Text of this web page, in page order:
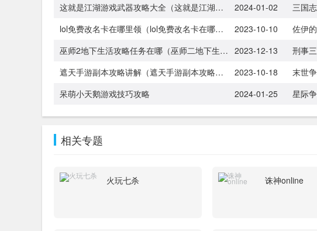
这就是江湖游戏武器攻略大全（这就是江湖游戏武器攻略大全图） 2024-01-02 三国
lol免费改名卡在哪里领（lol免费改名卡在哪里领的）
2023-10-10 佐伊
巫师2地下生活攻略任务在哪（巫师二地下生活） 2023-12-13 刑事
遮天手游副本攻略讲解（遮天手游副本攻略讲解大全）
2023-10-18
呆萌小天鹅游戏技巧攻略
2024-01-25
相关专题
火玩七杀 诛神online